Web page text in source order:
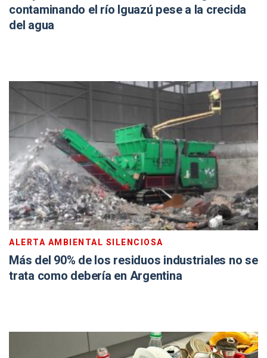
contaminando el río Iguazú pese a la crecida
del agua
ALERTA AMBIENTAL SILENCIOSA
Más del 90% de los residuos industriales no se
trata como debería en Argentina